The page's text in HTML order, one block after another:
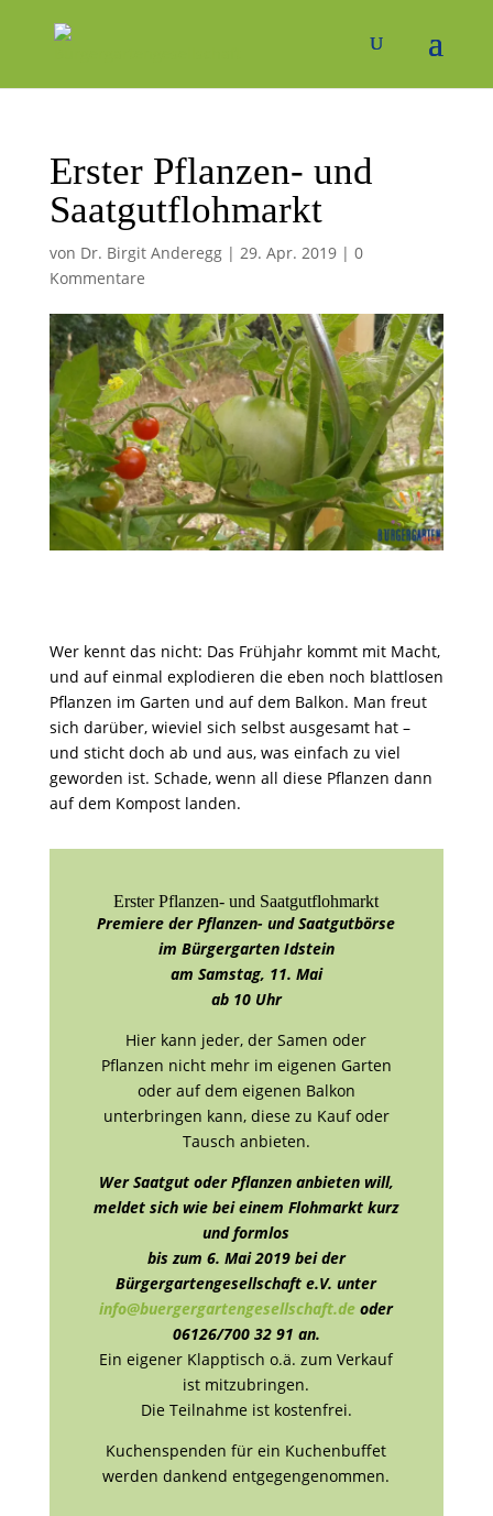
Erster Pflanzen- und
Saatgutflohmarkt
von Dr. Birgit Anderegg| 29. Apr. 2019| 0
Kommentare
Wer kennt das nicht: Das Frühjahr kommt mit Macht,
und auf einmal explodieren die eben noch blattlosen
Pflanzen im Garten und auf dem Balkon. Man freut
sich darüber, wieviel sich selbst ausgesamt hat –
und sticht doch ab und aus, was einfach zu viel
geworden ist. Schade, wenn all diese Pflanzen dann
auf dem Kompost landen.
Erster Pflanzen- und Saatgutflohmarkt
Premiere der Pflanzen- und Saatgutbörse
im Bürgergarten Idstein
am Samstag, 11. Mai
ab 10 Uhr
Hier kann jeder, der Samen oder
Pflanzen nicht mehr im eigenen Garten
oder auf dem eigenen Balkon
unterbringen kann, diese zu Kauf oder
Tausch anbieten.
Wer Saatgut oder Pflanzen anbieten will,
meldet sich wie bei einem Flohmarkt kurz
und formlos
bis zum 6. Mai 2019 bei der
Bürgergartengesellschaft e.V. unter
info@buergergartengesellschaft.de oder
06126/700 32 91 an.
Ein eigener Klapptisch o.ä. zum Verkauf
ist mitzubringen.
Die Teilnahme ist kostenfrei.
Kuchenspenden für ein Kuchenbuffet
werden dankend entgegengenommen.